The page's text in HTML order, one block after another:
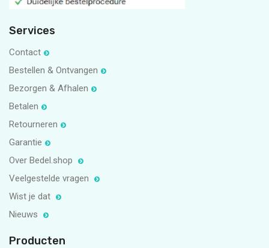
Services
Contact
Bestellen & Ontvangen
Bezorgen & Afhalen
Betalen
Retourneren
Garantie
Over Bedel.shop
Veelgestelde vragen
Wist je dat
Nieuws
Producten